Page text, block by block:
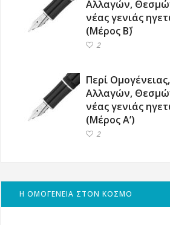
Αλλαγών,
νέας γενιάς
(Μέρος Β΄)
2
Περί Ομογένειας,
Αλλαγών,
νέας γενιάς
(Μέρος Α’)
2
Η ΟΜΟΓΕΝΕΙΑ ΣΤΟΝ ΚΟΣΜΟ